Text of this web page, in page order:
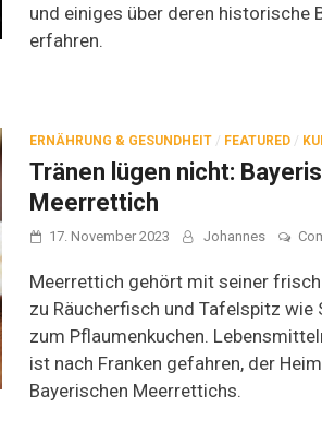
und einiges über deren historische
erfahren.
ERNÄHRUNG & GESUNDHEIT / FEATURED /
Tränen lügen nicht:
Meerrettich
17. November 2023 Johannes
Meerrettich gehört mit seiner
zu Räucherfisch und Tafelspitz wie
zum Pflaumenkuchen.
ist nach Franken gefahren, der
Bayerischen Meerrettichs.